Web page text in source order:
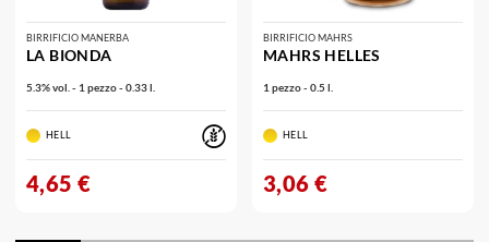
BIRRIFICIO MANERBA
LA BIONDA
5.3% vol. - 1 pezzo - 0.33 l.
HELL
4,65 €
BIRRIFICIO MAHRS
MAHRS HELLES
1 pezzo - 0.5 l.
HELL
3,06 €